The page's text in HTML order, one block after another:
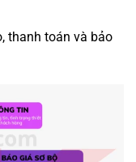
thanh toán và bảo